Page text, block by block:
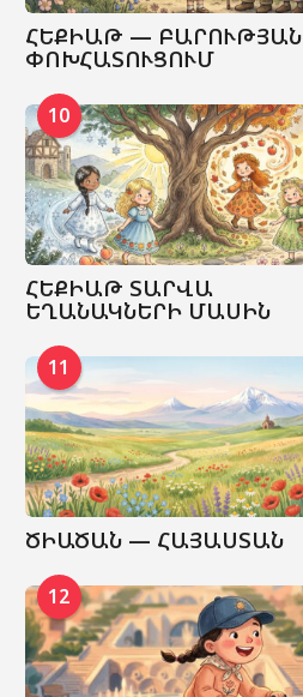
ՀԵՔԻԱԹ — ԲԱՐՈՒԹՅԱՆ
ՓՈԽՀԱՏՈՒՑՈՒՄ
10
ՀԵՔԻԱԹ ՏԱՐՎԱ
ԵՂԱՆԱԿՆԵՐԻ ՄԱՍԻՆ
11
ԾԻԱԾԱՆ — ՀԱՅԱՍՏԱՆ
12